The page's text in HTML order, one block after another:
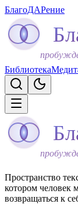
БлагоДАРение
Библиотека
Пространство
котором человек
возвращаться к